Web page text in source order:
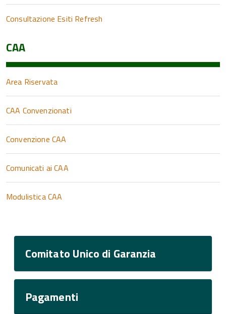
Consultazione Esiti Refresh
CAA
Area Riservata
CAA Convenzionati
Convenzione CAA
Comunicati ai CAA
Modulistica CAA
Comitato Unico di Garanzia
Pagamenti